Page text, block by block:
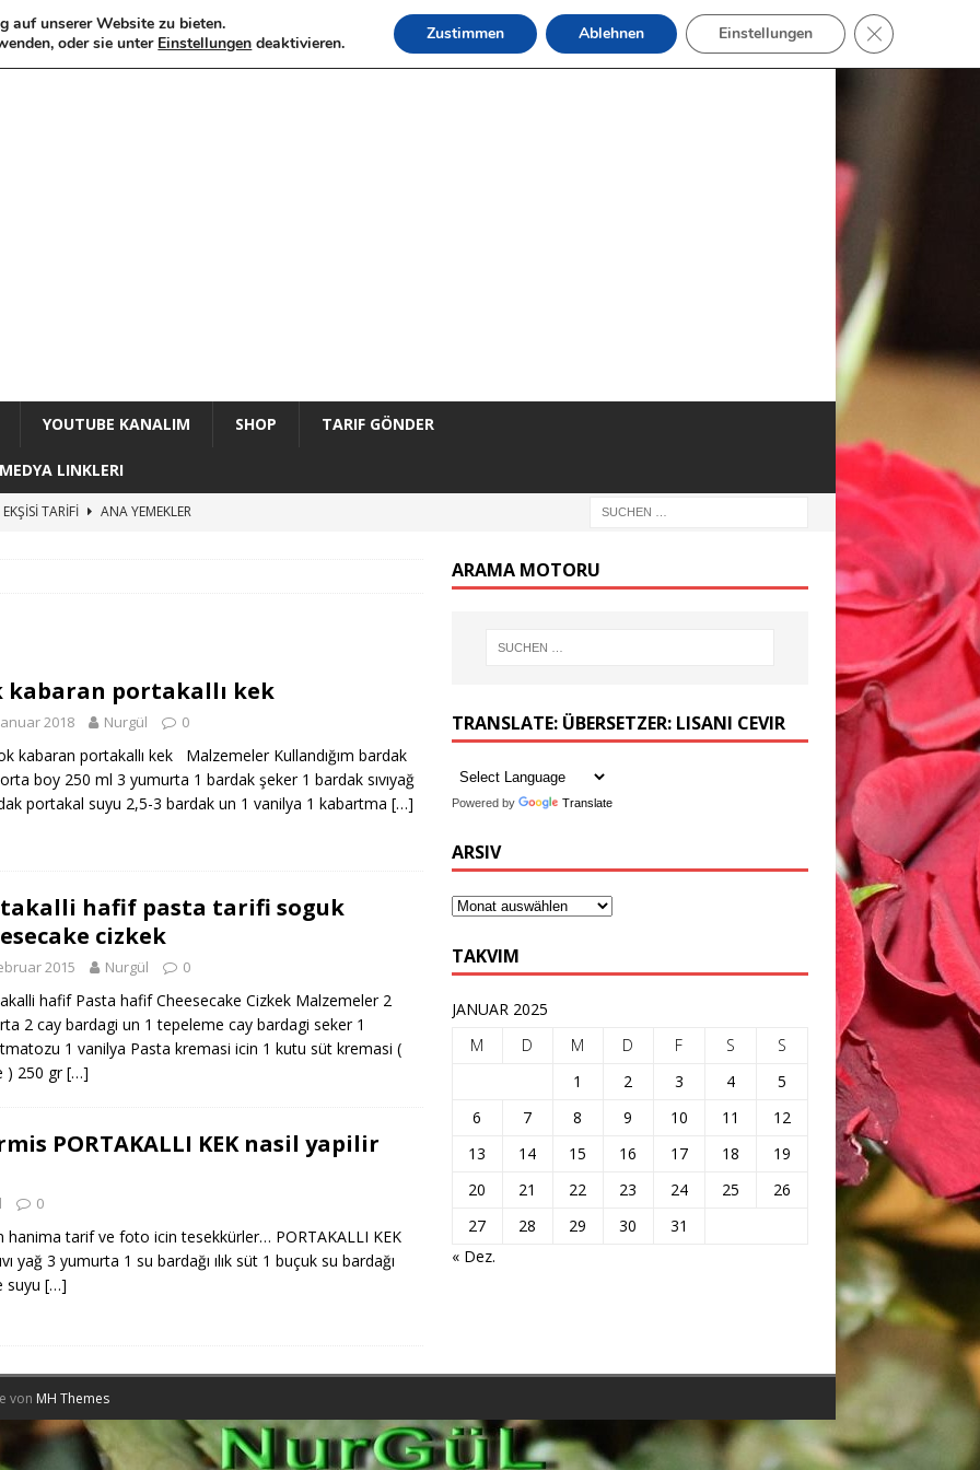
YOUTUBE KANALIM SHOP TARIF GÖNDER
LINKLERI
TARİFİ
ANA YEMEKLER
Kesme Aşı tarifi, etli mercimek aşı nasıl yapılır
kabaran portakallı kek
2018 Nurgül 0
kabaran portakallı kek Malzemeler Kullandığım bardak
boy 250 ml 3 yumurta 1 bardak şeker 1 bardak sıvıyağ
portakal suyu 2,5-3 bardak un 1 vanilya 1 kabartma […]
hafif pasta tarifi soguk
cizkek
2015 Nurgül 0
hafif Pasta hafif Cheesecake Cizkek Malzemeler 2
2 cay bardagi un 1 tepeleme cay bardagi seker 1
1 vanilya Pasta kremasi icin 1 kutu süt kremasi (
) 250 gr[…]
PORTAKALLI KEK nasil yapilir
0
hanima tarif ve foto icin tesekkürler… PORTAKALLI KEK
yağ 3 yumurta 1 su bardağı ılık süt 1 buçuk su bardağı
suyu […]
ARAMA MOTORU
TRANSLATE: ÜBERSETZER: LISANI CEVIR
Powered by Translate
ARSIV
TAKVIM
JANUAR 2025
M
D M D F S
S
1
2 3 4
5
6
7 8 9 10 11
12
13
14 15 16 17 18
19
20
21 22 23 24 25
26
27
28 29 30
31
« Dez.
von MH Themes
auf unserer Website zu bieten.
oder sie unter Einstellungen deaktivieren. Zustimmen Ablehnen Einstellungen GDPR Cookie-